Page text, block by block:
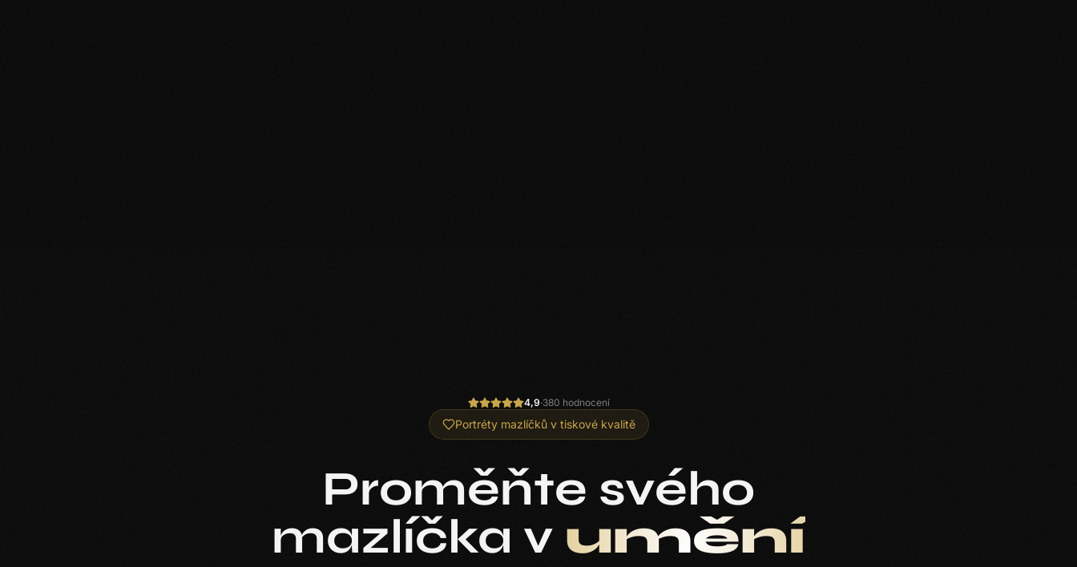
4,9·380 hodnocení
Portréty mazlíčků v tiskové kvalitě
Proměňte svého
mazlíčka v umění